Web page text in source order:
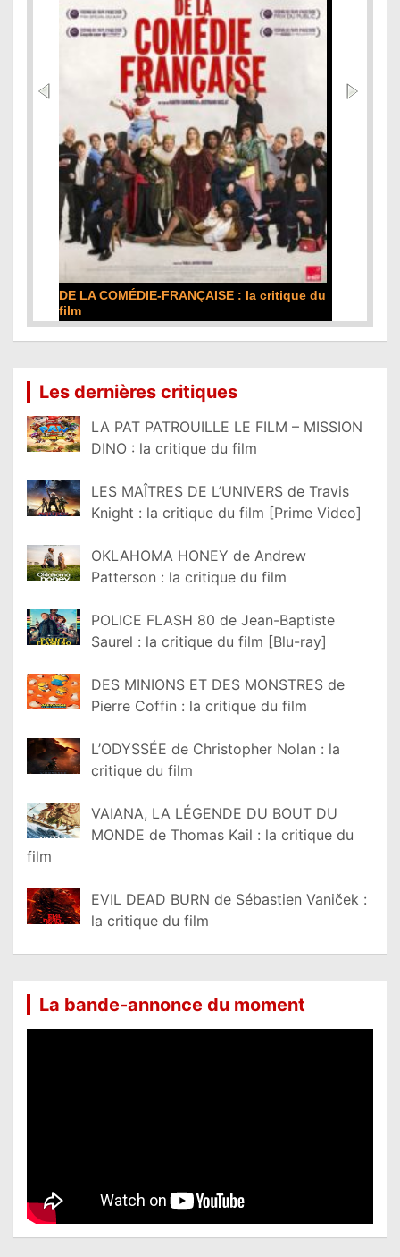
DE LA COMÉDIE-FRANÇAISE : la critique du
film
Les dernières critiques
LA PAT PATROUILLE LE FILM – MISSION
DINO : la critique du film
LES MAÎTRES DE L’UNIVERS de Travis
Knight : la critique du film [Prime Video]
OKLAHOMA HONEY de Andrew
Patterson : la critique du film
POLICE FLASH 80 de Jean-Baptiste
Saurel : la critique du film [Blu-ray]
DES MINIONS ET DES MONSTRES de
Pierre Coffin : la critique du film
L’ODYSSÉE de Christopher Nolan : la
critique du film
VAIANA, LA LÉGENDE DU BOUT DU
MONDE de Thomas Kail : la critique du
film
EVIL DEAD BURN de Sébastien Vaniček :
la critique du film
La bande-annonce du moment